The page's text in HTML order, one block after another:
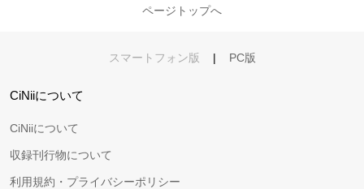
ページトップへ
スマートフォン版 | PC版
CiNiiについて
CiNiiについて
収録刊行物について
利用規約・プライバシーポリシー